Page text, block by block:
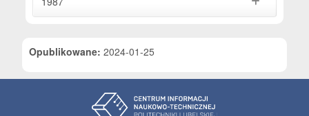
Opublikowane:2024-01-25